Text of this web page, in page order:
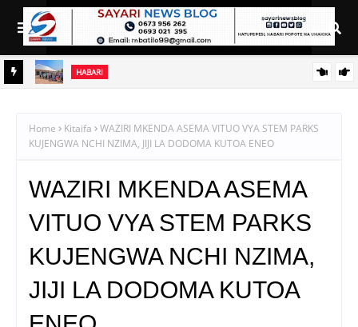
HABARI
Home Kitaifa
WAZIRI MKENDA ASEMA VITUO VYA STEM PARKS
KUJENGWA NCHI NZIMA, JIJI LA DODOMA KUTOA ENEO
WAZIRI MKENDA ASEMA
VITUO VYA STEM PARKS
KUJENGWA NCHI NZIMA,
JIJI LA DODOMA KUTOA